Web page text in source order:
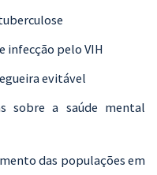
infecção pelo VIH
evitável
sobre a saúde mental
das populações em